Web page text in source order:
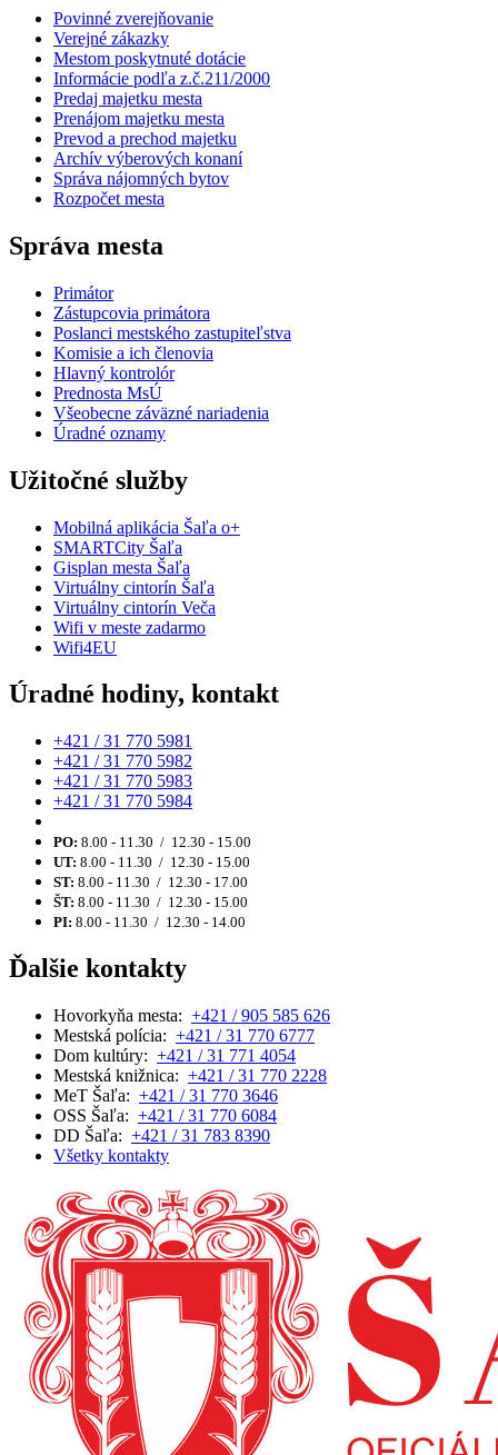
Povinné zverejňovanie
Verejné zákazky
Mestom poskytnuté dotácie
Informácie podľa z.č.211/2000
Predaj majetku mesta
Prenájom majetku mesta
Prevod a prechod majetku
Archív výberových konaní
Správa nájomných bytov
Rozpočet mesta
Správa mesta
Primátor
Zástupcovia primátora
Poslanci mestského zastupiteľstva
Komisie a ich členovia
Hlavný kontrolór
Prednosta MsÚ
Všeobecne záväzné nariadenia
Úradné oznamy
Užitočné služby
Mobilná aplikácia Šaľa o+
SMARTCity Šaľa
Gisplan mesta Šaľa
Virtuálny cintorín Šaľa
Virtuálny cintorín Veča
Wifi v meste zadarmo
Wifi4EU
Úradné hodiny, kontakt
+421 / 31 770 5981
+421 / 31 770 5982
+421 / 31 770 5983
+421 / 31 770 5984
PO: 8.00 - 11.30 / 12.30 - 15.00
UT: 8.00 - 11.30 / 12.30 - 15.00
ST: 8.00 - 11.30 / 12.30 - 17.00
ŠT: 8.00 - 11.30 / 12.30 - 15.00
PI: 8.00 - 11.30 / 12.30 - 14.00
Ďalšie kontakty
Hovorkyňa mesta: +421 / 905 585 626
Mestská polícia: +421 / 31 770 6777
Dom kultúry: +421 / 31 771 4054
Mestská knižnica: +421 / 31 770 2228
MeT Šaľa: +421 / 31 770 3646
OSS Šaľa: +421 / 31 770 6084
DD Šaľa: +421 / 31 783 8390
Všetky kontakty